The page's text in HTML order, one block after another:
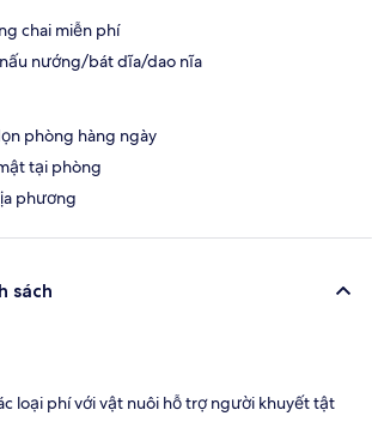
chai miễn phí
nướng/bát dĩa/dao nĩa
phòng hàng ngày
tại phòng
phương
sách
loại phí với vật nuôi hỗ trợ người khuyết tật